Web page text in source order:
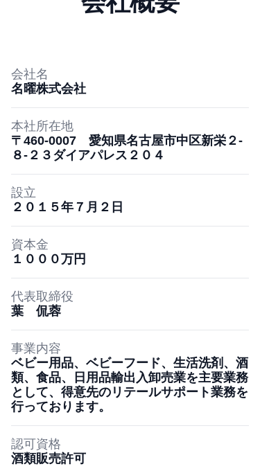
会社名
名曜株式会社
本社所在地
〒460-0007 愛知県名古屋市中区新栄２-
８-２３ダイアパレス２０４
設立
２０１５年７月２日
資本金
１０００万円
代表取締役
葉 侃蓉
事業内容
ベビー用品、ベビーフード、生活洗剤、 酒
類、食品、日用品輸出入卸売業を主要業務
として、 得意先のリテールサポート業務を
行っております。
認可資格
酒類販売許可